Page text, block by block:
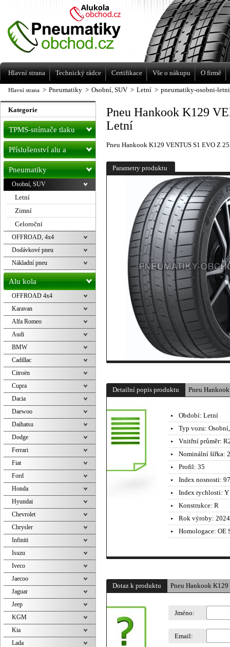
Hlavní strana > Pneumatiky > Osobní, SUV > Letní > pneumatiky-osobni-
Pneu Hankook K129
Letní
Pneu Hankook K129 VENTUS S1 EVO Z
Parametry produktu
Detailní popis produktu Pneu
Období: Letní
Typ vozu:
Vnitřní průměr:
Nominální šířka:
Profil: 35
Index nosnosti:
Index rychlosti: Y
Konstrukce: R
Rok výroby:
Homologace: OE
Dotaz k produktu Pneu Hankook
Jméno:
Email:
Kategorie
TPMS-snímače tlaku
Příslušenství alu a
pneu
Pneumatiky
Osobní, SUV
Letní
Zimní
Celoroční
OFFROAD, 4x4
Dodávkové pneu
Nákladní pneu
Alu kola
OFFROAD 4x4
Karavan
Alfa Romeo
Audi
BMW
Cadillac
Citroën
Cupra
Dacia
Daewoo
Daihatsu
Dodge
Ferrari
Fiat
Ford
Honda
Hyundai
Chevrolet
Chrysler
Infiniti
Isuzu
Iveco
Jaecoo
Jaguar
Jeep
KGM
Kia
Lada
Levné pneumatiky letní, zimní, Alu kola
a litá kola Racing Line
Hlavní strana Technický rádce Certifikace Vše o nákupu O firmě